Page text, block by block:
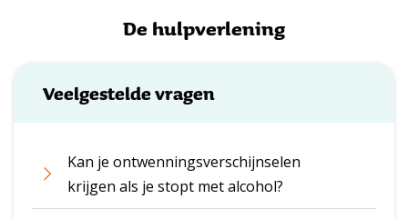
De hulpverlening
Veelgestelde vragen
Kan je ontwenningsverschijnselen
krijgen als je stopt met alcohol?